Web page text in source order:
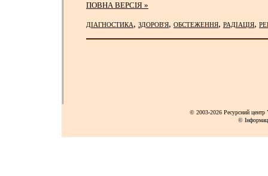
ПОВНА ВЕРСІЯ »
ДІАГНОСТИКА, ЗДОРОВ'Я, ОБСТЕЖЕННЯ, РАДІАЦІЯ,
© 2003-2026 Ресурсний
©